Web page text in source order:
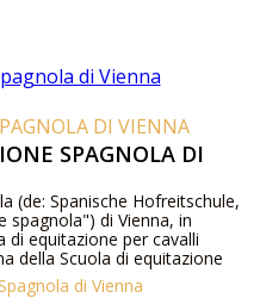
DI VIENNA
SPAGNOLA DI
(de: Spanische Hofreitschule,
spagnola") di Vienna, in
di equitazione per cavalli
della Scuola di equitazione
di Vienna